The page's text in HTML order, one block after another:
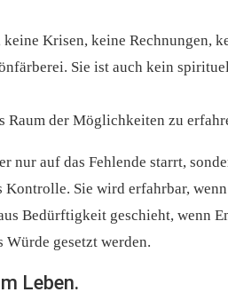
Krisen, keine Rechnungen,
Sie ist auch kein
Raum der Möglichkeiten zu
nur auf das Fehlende starrt,
Kontrolle. Sie wird erfahrbar,
Bedürftigkeit geschieht, wenn
Würde gesetzt werden.
Leben.